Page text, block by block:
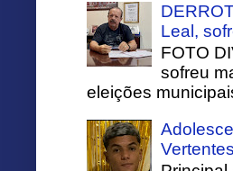
Leal,
FOTO
sofreu
eleições
Vertentes